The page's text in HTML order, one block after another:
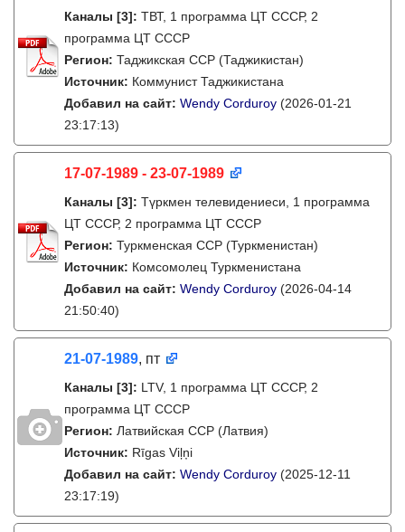
Каналы [3]: ТВТ, 1 программа ЦТ СССР, 2
программа ЦТ СССР
Регион: Таджикская ССР (Таджикистан)
Источник: Коммунист Таджикистана
Добавил на сайт: Wendy Corduroy (2026-01-21
23:17:13)
17-07-1989 - 23-07-1989
Каналы [3]: Түркмен телевидениеси, 1 программа
ЦТ СССР, 2 программа ЦТ СССР
Регион: Туркменская ССР (Туркменистан)
Источник: Комсомолец Туркменистана
Добавил на сайт: Wendy Corduroy (2026-04-14
21:50:40)
21-07-1989, пт
Каналы [3]: LTV, 1 программа ЦТ СССР, 2
программа ЦТ СССР
Регион: Латвийская ССР (Латвия)
Источник: Rīgas Viļņi
Добавил на сайт: Wendy Corduroy (2025-12-11
23:17:19)